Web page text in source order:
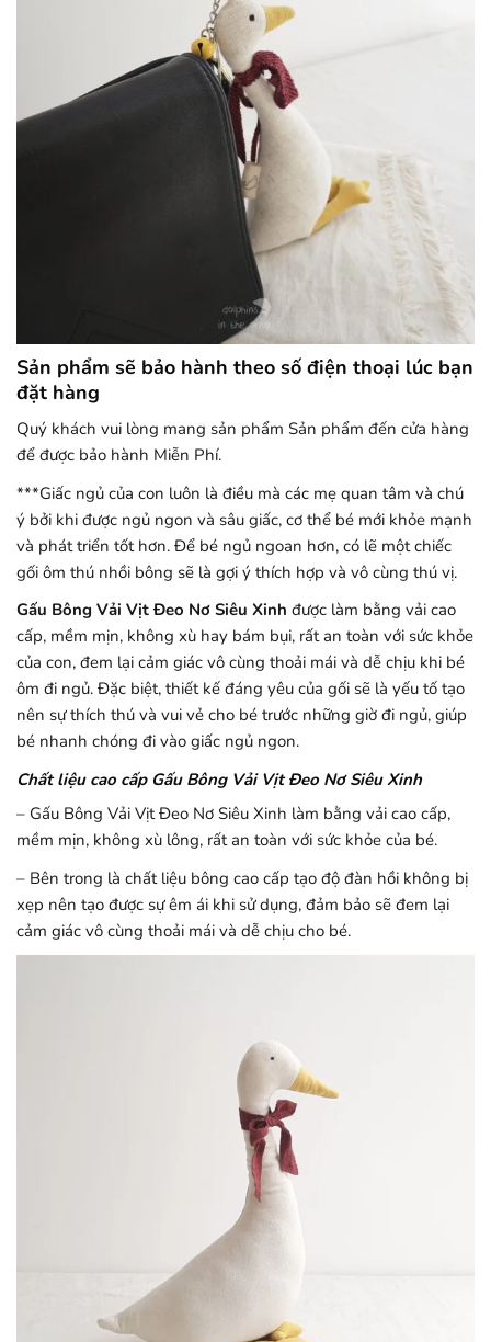
Sản phẩm sẽ bảo hành theo số điện thoại lúc bạn
đặt hàng
Quý khách vui lòng mang sản phẩm Sản phẩm đến cửa hàng
để được bảo hành Miễn Phí.
***Giấc ngủ của con luôn là điều mà các mẹ quan tâm và chú
ý bởi khi được ngủ ngon và sâu giấc, cơ thể bé mới khỏe mạnh
và phát triển tốt hơn. Để bé ngủ ngoan hơn, có lẽ một chiếc
gối ôm thú nhồi bông sẽ là gợi ý thích hợp và vô cùng thú vị.
Gấu Bông Vải Vịt Đeo Nơ Siêu Xinh được làm bằng vải cao
cấp, mềm mịn, không xù hay bám bụi, rất an toàn với sức khỏe
của con, đem lại cảm giác vô cùng thoải mái và dễ chịu khi bé
ôm đi ngủ. Đặc biệt, thiết kế đáng yêu của gối sẽ là yếu tố tạo
nên sự thích thú và vui vẻ cho bé trước những giờ đi ngủ, giúp
bé nhanh chóng đi vào giấc ngủ ngon.
Chất liệu cao cấp Gấu Bông Vải Vịt Đeo Nơ Siêu Xinh
– Gấu Bông Vải Vịt Đeo Nơ Siêu Xinh làm bằng vải cao cấp,
mềm mịn, không xù lông, rất an toàn với sức khỏe của bé.
– Bên trong là chất liệu bông cao cấp tạo độ đàn hồi không bị
xẹp nên tạo được sự êm ái khi sử dụng, đảm bảo sẽ đem lại
cảm giác vô cùng thoải mái và dễ chịu cho bé.